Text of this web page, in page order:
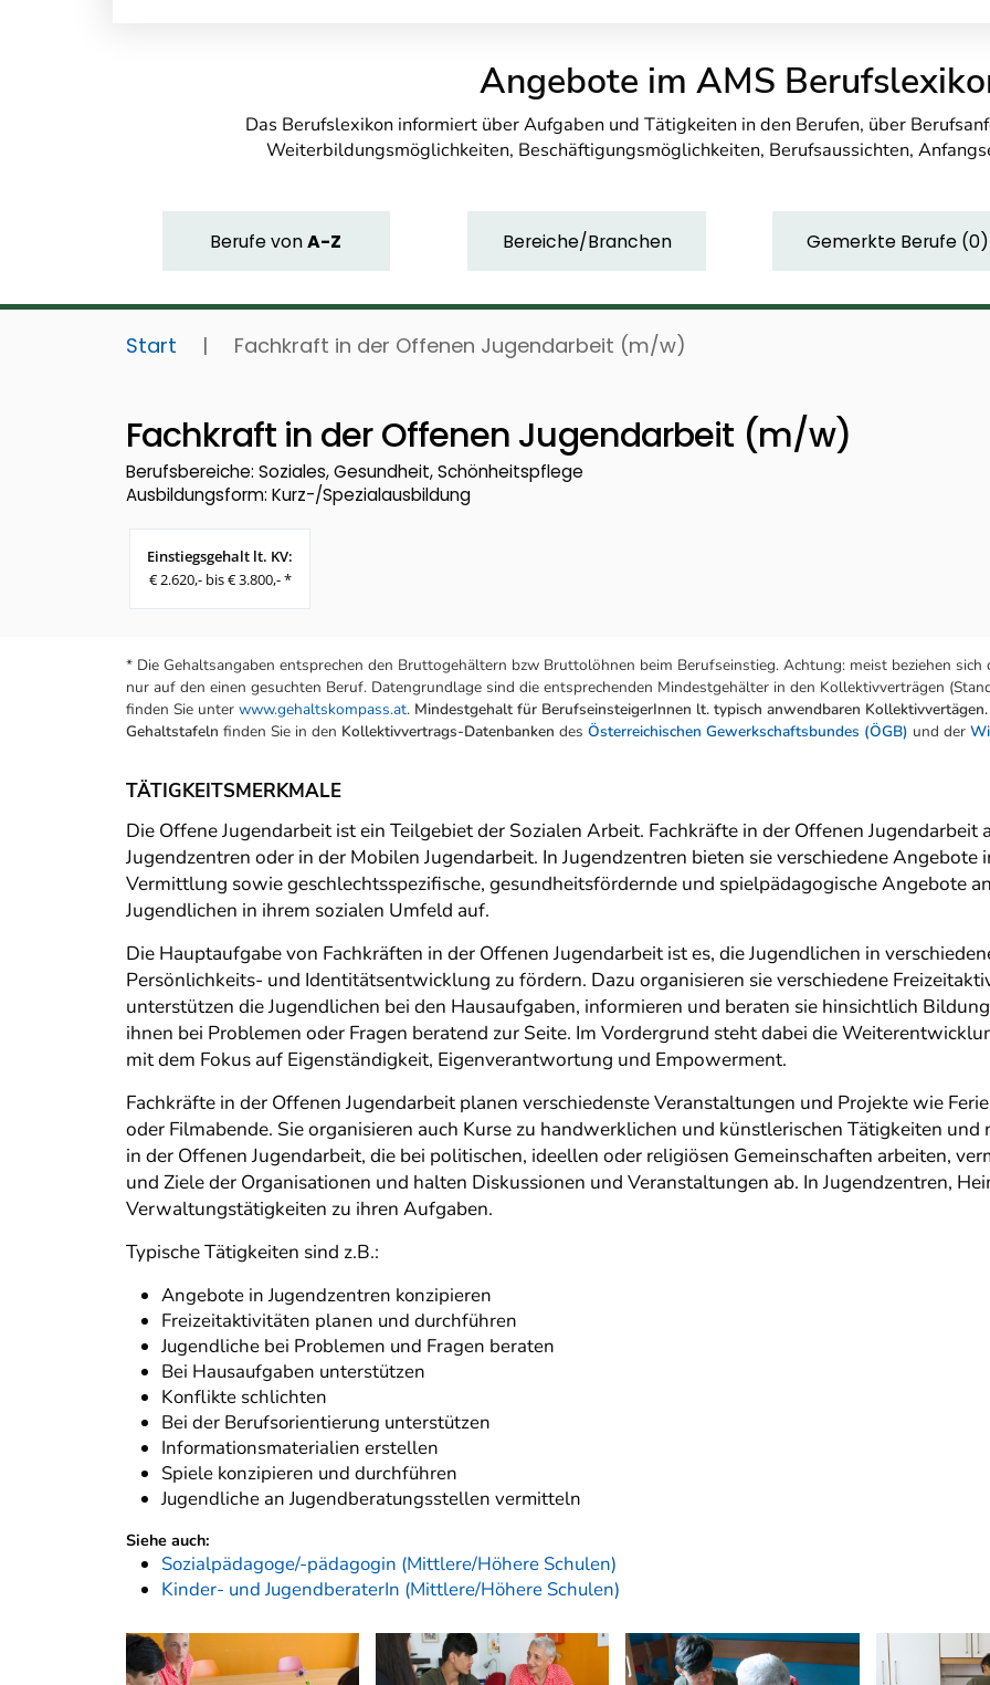
Angebote im AMS
Das Berufslexikon informiert über Aufgaben und Tätigkeiten in den Berufen, über
Weiterbildungsmöglichkeiten, Beschäftigungsmöglichkeiten, Berufsaussichten,
BerufevonA-Z Bereiche/Branchen Gemerkte Berufe (0)
Start | Fachkraft in der Offenen Jugendarbeit (m/w)
Fachkraft in der Offenen Jugendarbeit (m/w)
Berufsbereiche: Soziales, Gesundheit, Schönheitspflege
Ausbildungsform: Kurz-/Spezialausbildung
Einstiegsgehalt lt. KV:
€ 2.620,- bis € 3.800,- *
* Die Gehaltsangaben entsprechen den Bruttogehältern bzw Bruttolöhnen beim Berufseinstieg. Achtung: meist beziehen
nur auf den einen gesuchten Beruf. Datengrundlage sind die entsprechenden Mindestgehälter in den Kollektivverträgen
finden Sie unter www.gehaltskompass.at. Mindestgehalt für BerufseinsteigerInnen lt. typisch anwendbaren Kollektivvertägen.
Gehaltstafeln finden Sie in den Kollektivvertrags-Datenbanken des Österreichischen Gewerkschaftsbundes (ÖGB) und der
TÄTIGKEITSMERKMALE
Die Offene Jugendarbeit ist ein Teilgebiet der Sozialen Arbeit. Fachkräfte in der Offenen
Jugendzentren oder in der Mobilen Jugendarbeit. In Jugendzentren bieten sie verschiedene
Vermittlung sowie geschlechtsspezifische, gesundheitsfördernde und spielpädagogische Angebote
Jugendlichen in ihrem sozialen Umfeld auf.
Die Hauptaufgabe von Fachkräften in der Offenen Jugendarbeit ist es, die Jugendlichen in
Persönlichkeits- und Identitätsentwicklung zu fördern. Dazu organisieren sie verschiedene
unterstützen die Jugendlichen bei den Hausaufgaben, informieren und beraten sie hinsichtlich
ihnen bei Problemen oder Fragen beratend zur Seite. Im Vordergrund steht dabei die
mit dem Fokus auf Eigenständigkeit, Eigenverantwortung und Empowerment.
Fachkräfte in der Offenen Jugendarbeit planen verschiedenste Veranstaltungen und Projekte wie
oder Filmabende. Sie organisieren auch Kurse zu handwerklichen und künstlerischen Tätigkeiten
in der Offenen Jugendarbeit, die bei politischen, ideellen oder religiösen Gemeinschaften arbeiten,
und Ziele der Organisationen und halten Diskussionen und Veranstaltungen ab. In Jugendzentren,
Verwaltungstätigkeiten zu ihren Aufgaben.
Typische Tätigkeiten sind z.B.:
Angebote in Jugendzentren konzipieren
Freizeitaktivitäten planen und durchführen
Jugendliche bei Problemen und Fragen beraten
Bei Hausaufgaben unterstützen
Konflikte schlichten
Bei der Berufsorientierung unterstützen
Informationsmaterialien erstellen
Spiele konzipieren und durchführen
Jugendliche an Jugendberatungsstellen vermitteln
Siehe auch:
Sozialpädagoge/-pädagogin (Mittlere/Höhere Schulen)
Kinder- und JugendberaterIn (Mittlere/Höhere Schulen)